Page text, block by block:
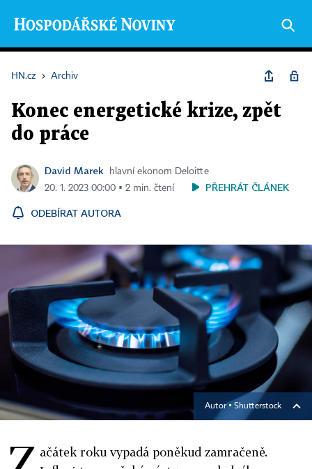
HN.cz › Archiv
Konec energetické krize, zpět
do práce
David Marek
hlavní ekonom Deloitte
20. 1. 2023 00:00 ▪ 2 min. čtení
PŘEHRÁT ČLÁNEK
ODEBÍRAT AUTORA
Autor ▪ Shutterstock
ačátek roku vypadá poněkud zamračeně.